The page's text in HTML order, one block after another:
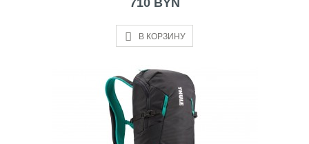
В КОРЗИНУ